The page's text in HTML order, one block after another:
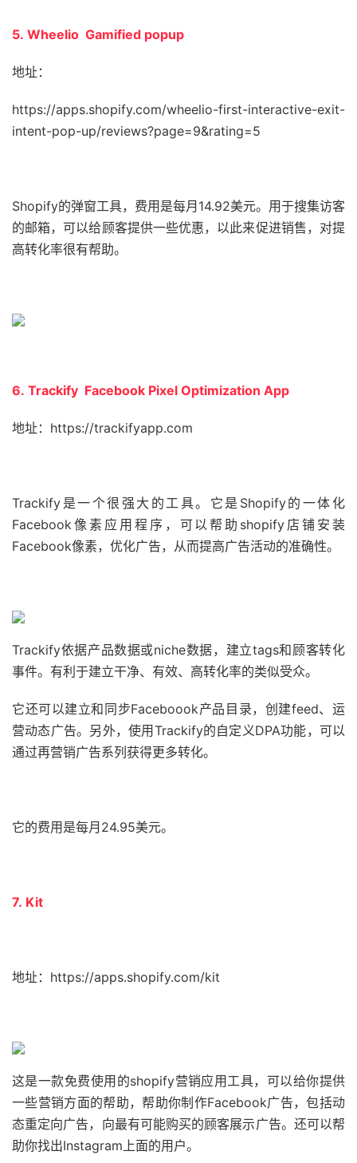
5. Wheelio Gamified popup
地址：
https://apps.shopify.com/wheelio-first-interactive-exit-
intent-pop-up/reviews?page=9&rating=5
Shopify的弹窗工具，费用是每月14.92美元。用于搜集访客
的邮箱，可以给顾客提供一些优惠，以此来促进销售，对提
高转化率很有帮助。
6. Trackify Facebook Pixel Optimization App
地址：https://trackifyapp.com
Trackify是一个很强大的工具。它是Shopify的一体化
Facebook像素应用程序，可以帮助shopify店铺安装
Facebook像素，优化广告，从而提高广告活动的准确性。
Trackify依据产品数据或niche数据，建立tags和顾客转化
事件。有利于建立干净、有效、高转化率的类似受众。
它还可以建立和同步Faceboook产品目录，创建feed、运
营动态广告。另外，使用Trackify的自定义DPA功能，可以
通过再营销广告系列获得更多转化。
它的费用是每月24.95美元。
7. Kit
地址：https://apps.shopify.com/kit
这是一款免费使用的shopify营销应用工具，可以给你提供
一些营销方面的帮助，帮助你制作Facebook广告，包括动
态重定向广告，向最有可能购买的顾客展示广告。还可以帮
助你找出Instagram上面的用户。